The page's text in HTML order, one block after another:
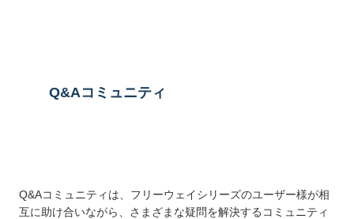
Q&Aコミュニティ
Q&Aコミュニティは、フリーウェイシリーズのユーザー様が相
互に助け合いながら、さまざまな疑問を解決するコミュニティ